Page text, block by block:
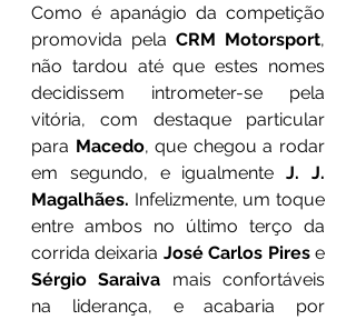
Como é apanágio da competição
promovida pela CRM Motorsport,
não tardou até que estes nomes
decidissem intrometer-se pela
vitória, com destaque particular
para Macedo, que chegou a rodar
em segundo, e igualmente J. J.
Magalhães. Infelizmente, um toque
entre ambos no último terço da
corrida deixaria José Carlos Pires
Sérgio Saraiva mais confortáveis
na liderança, e acabaria por